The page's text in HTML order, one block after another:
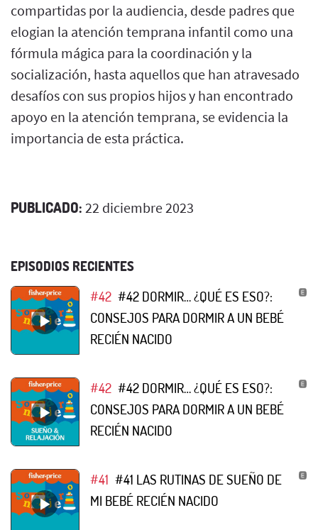
compartidas por la audiencia, desde padres que
elogian la atención temprana infantil como una
fórmula mágica para la coordinación y la
socialización, hasta aquellos que han atravesado
desafíos con sus propios hijos y han encontrado
apoyo en la atención temprana, se evidencia la
importancia de esta práctica.
PUBLICADO: 22 diciembre 2023
EPISODIOS RECIENTES
#42 #42 DORMIR… ¿QUÉ ES ESO?:
CONSEJOS PARA DORMIR A UN BEBÉ
RECIÉN NACIDO
#42 #42 DORMIR… ¿QUÉ ES ESO?:
CONSEJOS PARA DORMIR A UN BEBÉ
RECIÉN NACIDO
#41 #41 LAS RUTINAS DE SUEÑO DE
MI BEBÉ RECIÉN NACIDO